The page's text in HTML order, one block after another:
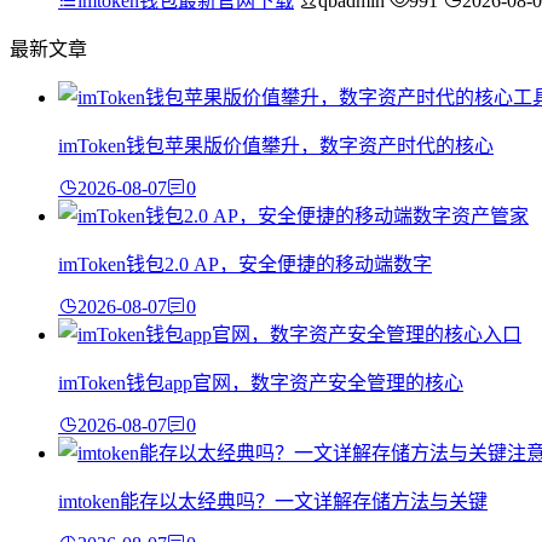
最新文章
imToken钱包苹果版价值攀升，数字资产时代的核心
2026-08-07 0
imToken钱包2.0 AP，安全便捷的移动端数字
2026-08-07 0
imToken钱包app官网，数字资产安全管理的核心
2026-08-07 0
imtoken能存以太经典吗？一文详解存储方法与关键